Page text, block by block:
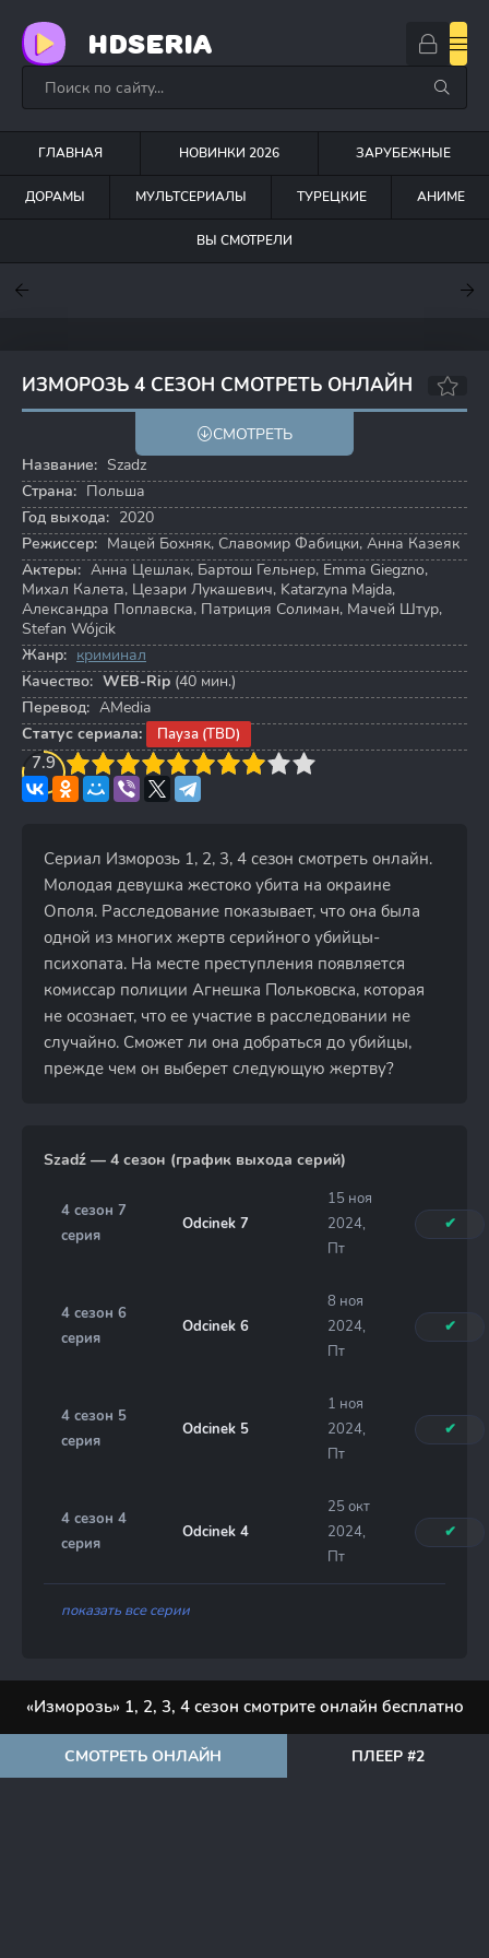
HDSERIA
ГЛАВНАЯ НОВИНКИ 2026 ЗАРУБЕЖНЫЕ
ДОРАМЫ МУЛЬТСЕРИАЛЫ ТУРЕЦКИЕ АНИМЕ
ВЫ СМОТРЕЛИ
ИЗМОРОЗЬ 4 СЕЗОН СМОТРЕТЬ ОНЛАЙН
6.4
СМОТРЕТЬ
Название: Szadz
Страна: Польша
Год выхода: 2020
Режиссер: Мацей Бохняк, Славомир Фабицки, Анна Казеяк
Актеры: Анна Цешлак, Бартош Гельнер, Emma Giegzno,
Михал Калета, Цезари Лукашевич, Katarzyna Majda,
Александра Поплавска, Патриция Солиман, Мачей Штур,
Stefan Wójcik
Жанр: криминал
Качество: WEB-Rip (40 мин.)
Перевод: AMedia
Статус сериала:
Пауза (TBD)
7.9
4 5 6 7 8 9 10
Сериал Изморозь 1, 2, 3, 4 сезон смотреть онлайн.
Молодая девушка жестоко убита на окраине
Ополя. Расследование показывает, что она была
одной из многих жертв серийного убийцы-
психопата. На месте преступления появляется
комиссар полиции Агнешка Польковска, которая
не осознает, что ее участие в расследовании не
случайно. Сможет ли она добраться до убийцы,
прежде чем он выберет следующую жертву?
Szadź — 4 сезон (график выхода серий)
4 сезон 7
серия
Odcinek 7
15 ноя
2024,
Пт
✔
4 сезон 6
серия
Odcinek 6
8 ноя
2024,
Пт
✔
4 сезон 5
серия
Odcinek 5
1 ноя
2024,
Пт
✔
4 сезон 4
серия
Odcinek 4
25 окт
2024,
Пт
✔
показать все серии
«Изморозь» 1, 2, 3, 4 сезон смотрите онлайн бесплатно
СМОТРЕТЬ ОНЛАЙН ПЛЕЕР #2